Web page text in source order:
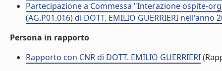
Partecipazione a Commessa "Interazione ospite-
(AG.P01.016) di DOTT. EMILIO GUERRIERI nell'anno
Persona in rapporto
Rapporto con CNR di DOTT. EMILIO GUERRIERI